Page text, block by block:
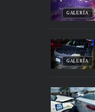
GALERÍA
GALERÍA